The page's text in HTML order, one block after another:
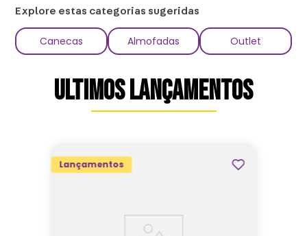
Explore estas categorias sugeridas
Canecas Almofadas Outlet
ULTIMOS LANÇAMENTOS
Lançamentos